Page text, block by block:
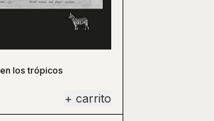
los trópicos
+ carrito